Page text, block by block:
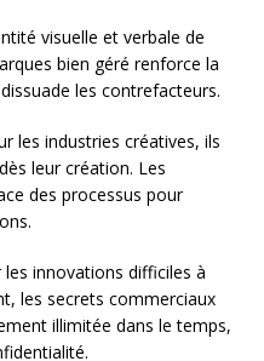
visuelle et verbale de
bien géré renforce la
les contrefacteurs.
les industries créatives, ils
leur création. Les
des processus pour
les innovations difficiles à
les secrets commerciaux
illimitée dans le temps,